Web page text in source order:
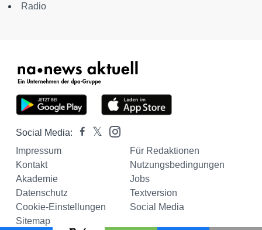
Radio
Social Media:
Impressum
Für Redaktionen
Kontakt
Nutzungsbedingungen
Akademie
Jobs
Datenschutz
Textversion
Cookie-Einstellungen
Social Media
Sitemap